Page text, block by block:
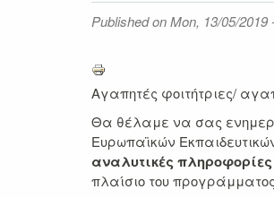
Published onMon, 13/05/2019
Αγαπητές φοιτήτριες/
Θα θέλαμε να σας
Ευρωπαϊκών
αναλυτικές
πλαίσιο του